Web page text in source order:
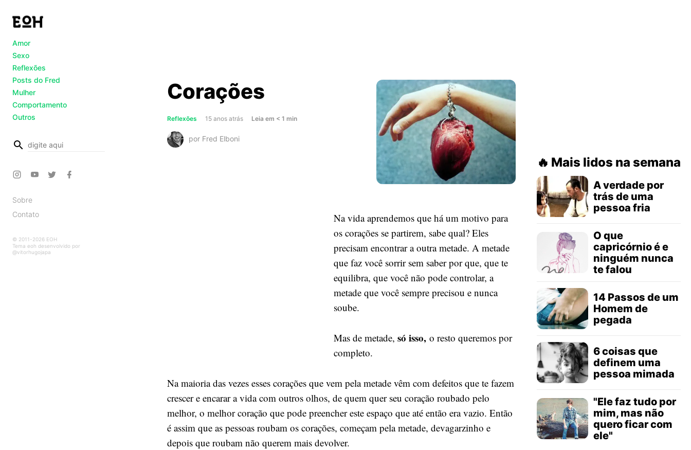
Amor
Sexo
Reflexões
Posts do Fred
Mulher
Comportamento
Outros
busca
Sobre
Contato
© 2011-2026 EOH
Tema eoh desenvolvido por
@vitorhugojapa
Corações
Reflexões 15 anos atrás Leiaabout
em < 1 min
por Fred Elboni
Na vida aprendemos que há um motivo para
os corações se partirem, sabe qual? Eles
precisam encontrar a outra metade. A metade
que faz você sorrir sem saber por que, que te
equilibra, que você não pode controlar, a
metade que você sempre precisou e nunca
soube.
Mas de metade,só isso,o resto queremos por
completo.
Na maioria das vezes esses corações que vem pela metade vêm com defeitos que te fazem
crescer e encarar a vida com outros olhos, de quem quer seu coração roubado pelo
melhor, o melhor coração que pode preencher este espaço que até então era vazio. Então
é assim que as pessoas roubam os corações, começam pela metade, devagarzinho e
depois que roubam não querem mais devolver.
Mais lidos na semana
A verdade por
trás de uma
pessoa fria
O que
capricórnio é e
ninguém nunca
te falou
14 Passos de um
Homem de
pegada
6 coisas que
definem uma
pessoa mimada
"Ele faz tudo por
mim, mas não
quero ficar com
ele"